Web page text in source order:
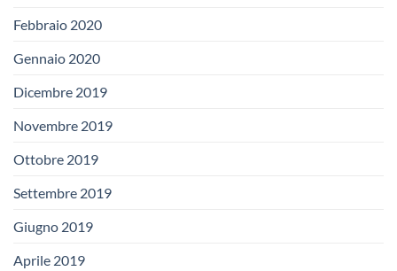
Febbraio 2020
Gennaio 2020
Dicembre 2019
Novembre 2019
Ottobre 2019
Settembre 2019
Giugno 2019
Aprile 2019